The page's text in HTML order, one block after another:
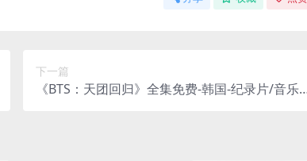
下一篇
《BTS：天团回归》全集免费-韩国-纪录片/音乐-